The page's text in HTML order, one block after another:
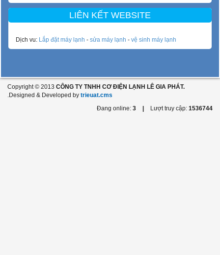
LIÊN KẾT WEBSITE
Dịch vu: Lắp đặt máy lạnh - sửa máy lạnh - vệ sinh máy lạnh
Copyright © 2013 CÔNG TY TNHH CƠ ĐIỆN LẠNH LÊ GIA PHÁT.
.Designed & Developed by trieuat.cms
Đang online: 3 Lượt truy cập: 1536744